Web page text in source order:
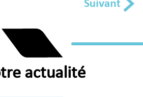
Suivant
actualité